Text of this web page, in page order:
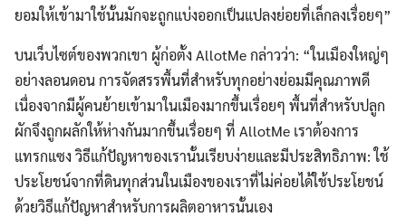
ยอมให้เข้ามาใช้นั้นมักจะถูกแบ่งออกเป็นแปลงย่อยที่เล็กลงเรื่อยๆ”
บนเว็บไซต์ของพวกเขา ผู้ก่อตั้ง AllotMe กล่าวว่า: “ในเมืองใหญ่ๆ
อย่างลอนดอน การจัดสรรพื้นที่สำหรับทุกอย่างย่อมมีคุณภาพดี
เนื่องจากมีผู้คนย้ายเข้ามาในเมืองมากขึ้นเรื่อยๆ พื้นที่สำหรับปลูก
ผักจึงถูกผลักให้ห่างกันมากขึ้นเรื่อยๆ ที่ AllotMe เราต้องการ
แทรกแซง วิธีแก้ปัญหาของเรานั้นเรียบง่ายและมีประสิทธิภาพ: ใช้
ประโยชน์จากที่ดินทุกส่วนในเมืองของเราที่ไม่ค่อยได้ใช้ประโยชน์
ด้วยวิธีแก้ปัญหาสำหรับการผลิตอาหารนั้นเอง